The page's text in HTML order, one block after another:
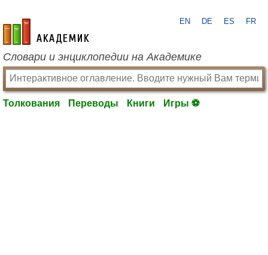
academic.ru
EN DE ES FR
Словари и энциклопедии на Академике
Толкования Переводы Книги Игры ⚽